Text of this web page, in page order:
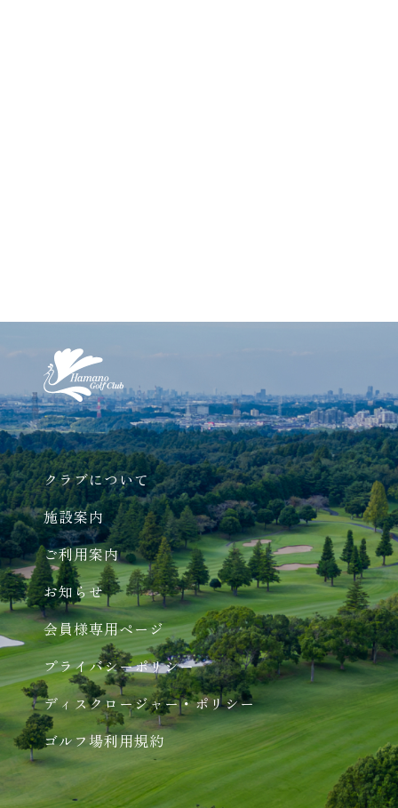
クラブについて
施設案内
ご利用案内
お知らせ
会員様専用ページ
プライバシーポリシー
ディスクロージャー・ポリシー
ゴルフ場利用規約